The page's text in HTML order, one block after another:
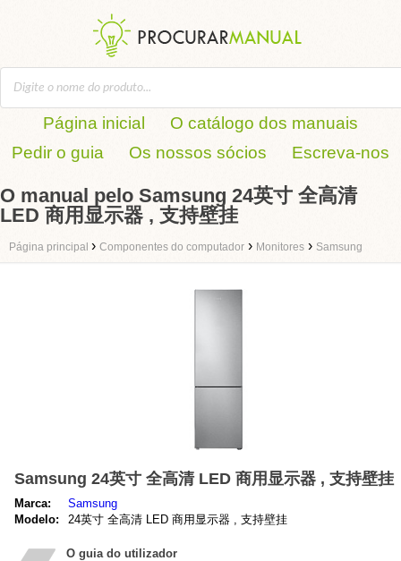
Página inicial
O catálogo dos manuais
Pedir o guia
Os nossos sócios Escreva-nos
O manual pelo Samsung 24英寸 全高清
LED 商用显示器 , 支持壁挂
Página principal › Componentes do computador › Monitores › Samsung
Samsung 24英寸 全高清 LED 商用显示器 , 支持壁挂
Marca:
Samsung
Modelo:
24英寸 全高清 LED 商用显示器 , 支持壁挂
O guia do utilizador